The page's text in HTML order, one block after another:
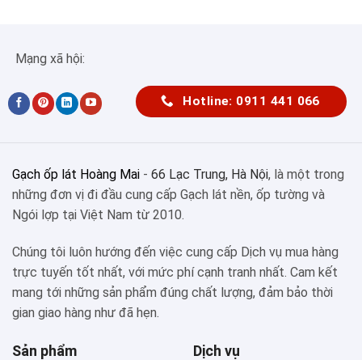
Mạng xã hội:
Hotline: 0911 441 066
Gạch ốp lát Hoàng Mai - 66 Lạc Trung, Hà Nội, là một trong
những đơn vị đi đầu cung cấp Gạch lát nền, ốp tường và
Ngói lợp tại Việt Nam từ 2010.
Chúng tôi luôn hướng đến việc cung cấp Dịch vụ mua hàng
trực tuyến tốt nhất, với mức phí cạnh tranh nhất. Cam kết
mang tới những sản phẩm đúng chất lượng, đảm bảo thời
gian giao hàng như đã hẹn.
Sản phẩm Dịch vụ